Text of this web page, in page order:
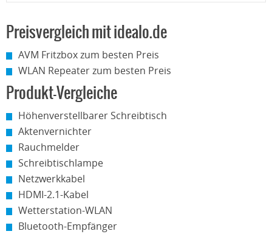
Preisvergleich mit idealo.de
AVM Fritzbox zum besten Preis
WLAN Repeater zum besten Preis
Produkt-Vergleiche
Höhenverstellbarer Schreibtisch
Aktenvernichter
Rauchmelder
Schreibtischlampe
Netzwerkkabel
HDMI-2.1-Kabel
Wetterstation-WLAN
Bluetooth-Empfänger